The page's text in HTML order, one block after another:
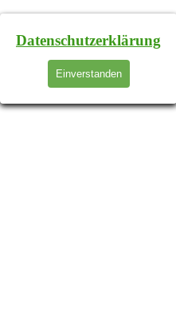
Datenschutzerklärung
Einverstanden